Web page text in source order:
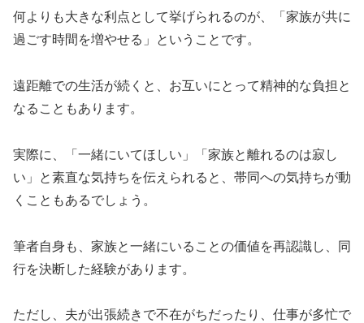
何よりも大きな利点として挙げられるのが、「家族が共に
過ごす時間を増やせる」ということです。
遠距離での生活が続くと、お互いにとって精神的な負担と
なることもあります。
実際に、「一緒にいてほしい」「家族と離れるのは寂し
い」と素直な気持ちを伝えられると、帯同への気持ちが動
くこともあるでしょう。
筆者自身も、家族と一緒にいることの価値を再認識し、同
行を決断した経験があります。
ただし、夫が出張続きで不在がちだったり、仕事が多忙で